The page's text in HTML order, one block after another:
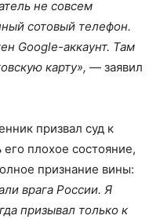
не совсем
сотовый телефон.
Google-аккаунт. Там
карту», — заявил
призвал суд к
плохое состояние,
признание вины:
врага России. Я
призывал только к